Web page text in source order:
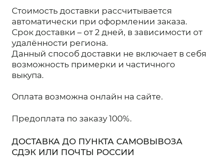
Стоимость доставки рассчитывается
автоматически при оформлении заказа.
Срок доставки – от 2 дней, в зависимости от
удалённости региона.
Данный способ доставки не включает в себя
возможность примерки и частичного
выкупа.
Оплата возможна онлайн на сайте.
Предоплата по заказу 100%.
ДОСТАВКА ДО ПУНКТА САМОВЫВОЗА
СДЭК ИЛИ ПОЧТЫ РОССИИ
Поло
Рубашки
Свитеры
Толстовки
Футболки
Шорты